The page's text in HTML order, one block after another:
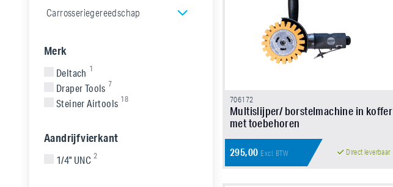
Carrosseriegereedschap
Merk
Deltach 1
Draper Tools 7
Steiner Airtools 18
Aandrijfvierkant
1/4" UNC 2
706172
Multislijper/ borstelmachine in koffer
met toebehoren
295,00 Excl. BTW Direct leverbaar